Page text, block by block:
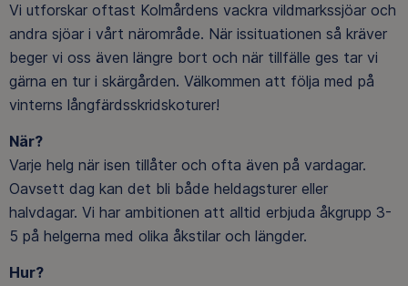
Vi utforskar oftast Kolmårdens vackra vildmarkssjöar och
andra sjöar i vårt närområde. När issituationen så kräver
beger vi oss även längre bort och när tillfälle ges tar vi
gärna en tur i skärgården. Välkommen att följa med på
vinterns långfärdsskridskoturer!
När?
Varje helg när isen tillåter och ofta även på vardagar.
Oavsett dag kan det bli både heldagsturer eller
halvdagar. Vi har ambitionen att alltid erbjuda åkgrupp 3-
5 på helgerna med olika åkstilar och längder.
Hur?